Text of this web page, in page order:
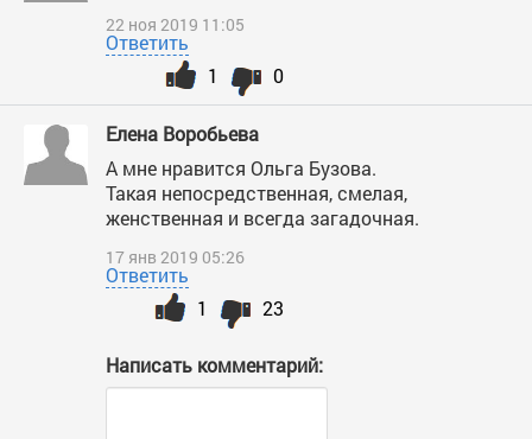
22 ноя 2019 11:05
Ответить
0
1
Елена Воробьева
А мне нравится Ольга Бузова.
Такая непосредственная, смелая,
женственная и всегда загадочная.
17 янв 2019 05:26
Ответить
23
1
Написать комментарий: